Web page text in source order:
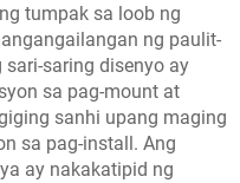
tumpak sa loob ng
ng paulit-
saring disenyo ay
sa pag-mount at
sanhi upang maging
sa pag-install. Ang
ay nakakatipid ng